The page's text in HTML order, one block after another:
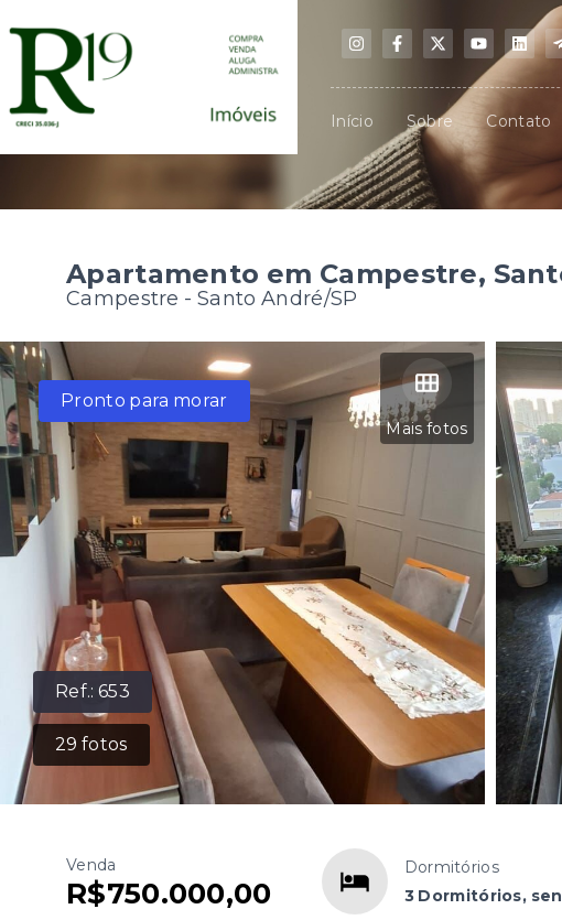
Início Sobre Contato
Apartamento em Campestre,
Campestre - Santo André/SP
Ref.:653
29 fotos
Mais fotos
Pronto para morar
Venda
R$750.000,00
Dormitórios
3 Dormitórios,